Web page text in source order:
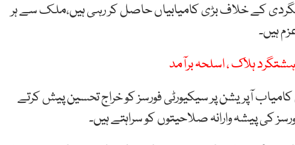
کے خلاف بڑی کامیابیاں حاصل کر رہی ہیں،ملک سے ہر
ہیں۔
آپریشن پر سیکیورٹی فورسز کو خراج تحسین پیش کرتے